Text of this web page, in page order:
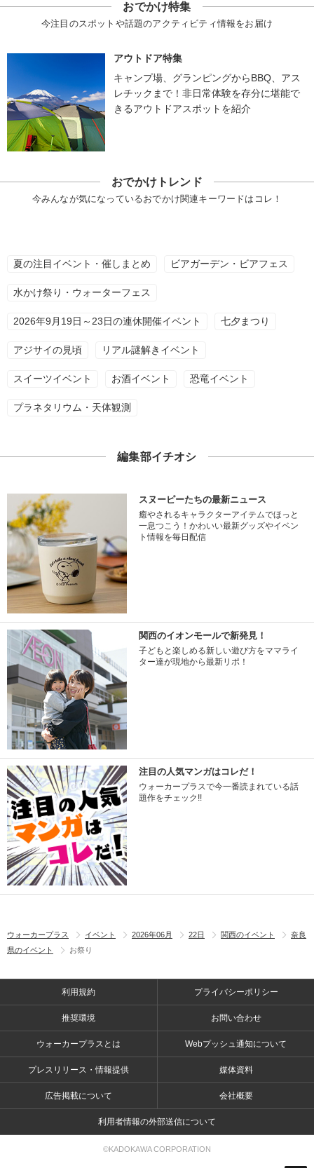
おでかけ特集
今注目のスポットや話題のアクティビティ情報をお届け
アウトドア特集
キャンプ場、グランピングからBBQ、アス
レチックまで！非日常体験を存分に堪能で
きるアウトドアスポットを紹介
おでかけトレンド
今みんなが気になっているおでかけ関連キーワードはコレ！
夏の注目イベント・催しまとめ ビアガーデン・ビアフェス
水かけ祭り・ウォーターフェス
2026年9月19日～23日の連休開催イベント 七夕まつり
アジサイの見頃 リアル謎解きイベント
スイーツイベント お酒イベント 恐竜イベント
プラネタリウム・天体観測
編集部イチオシ
スヌーピーたちの最新ニュース
癒やされるキャラクターアイテムでほっと
一息つこう！かわいい最新グッズやイベン
ト情報を毎日配信
関西のイオンモールで新発見！
子どもと楽しめる新しい遊び方をママライ
ター達が現地から最新リポ！
注目の人気マンガはコレだ！
ウォーカープラスで今一番読まれている話
題作をチェック!!
ウォーカープラス イベント 2026年06月 22日 関西のイベント
奈良
県のイベント
お祭り
利用規約 プライバシーポリシー
推奨環境 お問い合わせ
ウォーカープラスとは Webプッシュ通知について
プレスリリース・情報提供 媒体資料
広告掲載について 会社概要
利用者情報の外部送信について
©KADOKAWA CORPORATION